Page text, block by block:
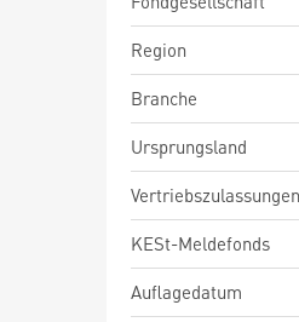
Region
Branche
Ursprungsland
Vertriebszulassungen
KESt-Meldefonds
Auflagedatum